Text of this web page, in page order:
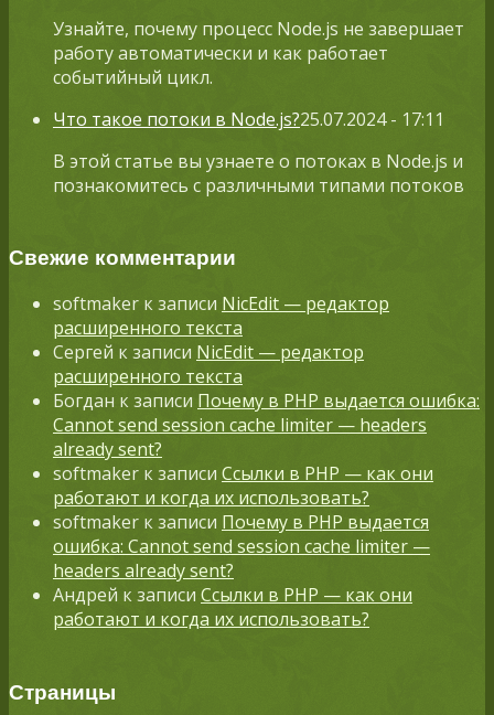
Узнайте, почему процесс Node.js не завершает
работу автоматически и как работает
событийный цикл.
Что такое потоки в Node.js?25.07.2024 - 17:11
В этой статье вы узнаете о потоках в Node.js и
познакомитесь с различными типами потоков
Свежие комментарии
softmaker к записи NicEdit — редактор
расширенного текста
Сергей к записи NicEdit — редактор
расширенного текста
Богдан к записи Почему в PHP выдается ошибка:
Cannot send session cache limiter — headers
already sent?
softmaker к записи Ссылки в PHP — как они
работают и когда их использовать?
softmaker к записи Почему в PHP выдается
ошибка: Cannot send session cache limiter —
headers already sent?
Андрей к записи Ссылки в PHP — как они
работают и когда их использовать?
Страницы